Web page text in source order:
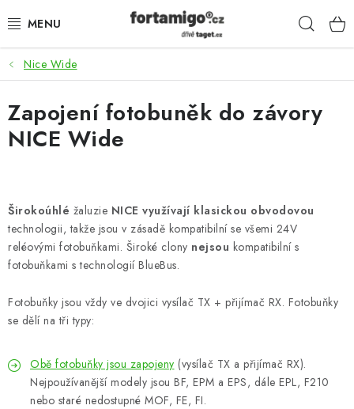
na
SADY - ZVÝHODNĚNÉ
POHONY
SAMONOSNÉ BRÁNY
KŘÍDLOVÉ BRÁNY A BRANKY
ZÁVĚSNÉ BRÁNY
KONSTRUKČNÍ PROFILY
VÝPLNĚ BRAN A PLOTŮ
ZÁSLEPKY
Nice Wide
Zapojení fotobuněk do závory
NICE Wide
Širokoúhlé žaluzie NICE využívají klasickou obvodovou
technologii, takže jsou v zásadě kompatibilní se všemi 24V
reléovými fotobuňkami. Široké clony nejsou kompatibilní s
fotobuňkami s technologií BlueBus.
Fotobuňky jsou vždy ve dvojici vysílač TX + přijímač RX. Fotobuňky
se dělí na tři typy:
Obě fotobuňky jsou zapojeny (vysílač TX a přijímač RX).
Nejpoužívanější modely jsou BF, EPM a EPS, dále EPL, F210
nebo staré nedostupné MOF, FE, FI.